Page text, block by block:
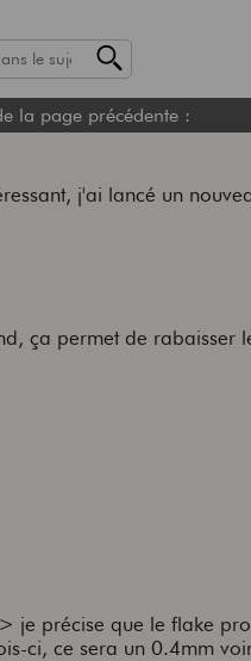
la page précédente :
j'ai lancé un
ça permet de rabaisser
je précise que le flake
ci, ce sera un 0.4mm